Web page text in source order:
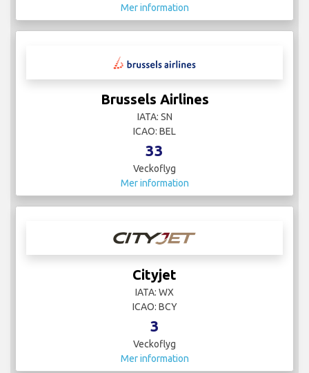
Mer information
Brussels Airlines
IATA: SN
ICAO: BEL
33
Veckoflyg
Mer information
Cityjet
IATA: WX
ICAO: BCY
3
Veckoflyg
Mer information